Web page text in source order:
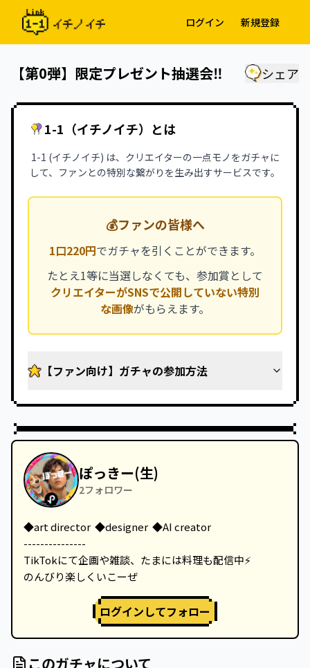
ログイン 新規登録
【第0弾】限定プレゼント抽選会‼️ シェア
1-1（イチノイチ）とは
1-1 (イチノイチ) は、クリエイターの一点モノをガチャに
して、ファンとの特別な繋がりを生み出すサービスです。
💰ファンの皆様へ
1口220円でガチャを引くことができます。
たとえ1等に当選しなくても、参加賞として
クリエイターがSNSで公開していない特別
な画像がもらえます。
【ファン向け】ガチャの参加方法
ぽっきー(生)
2フォロワー
◆art director  ◆designer  ◆AI creator
---------------
TikTokにて企画や雑談、たまには料理も配信中⚡️
のんびり楽しくいこーぜ
ログインしてフォロー
このガチャについて